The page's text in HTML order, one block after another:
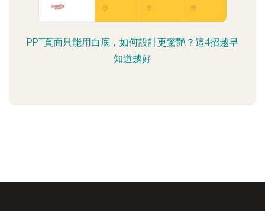
PPT頁面只能用白底，如何設計更驚艷？這4招越早
知道越好